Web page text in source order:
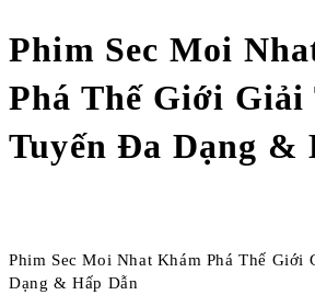
Phim Sec Moi
Phá Thế Giới
Tuyến Đa Dạng &
Phim Sec Moi Nhat Khám Phá Thế Giới
Dạng & Hấp Dẫn